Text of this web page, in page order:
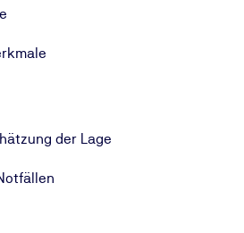
der Lage